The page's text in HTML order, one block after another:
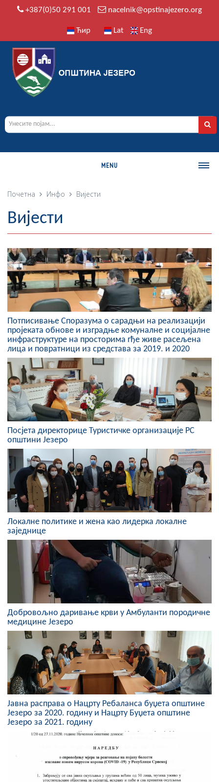
+387(0)50 291 001 nacelnik@opstinajezero.org
Ћир Lat Eng
MENU
О ОПШТИНИ
Историја
Географија
Насељена мјеста
Занимљивости
Фотогалерија
НАЧЕЛНИК
О Начелнику
Замјеник начелника
Извјештај о раду начелника
СКУПШТИНА
Статут Општине
Скупштинско вијеће општине језеро
Састав Скупштине
Службени Гласници
ОПШТИНСКА УПРАВА
ИНФО
Вијести
Активности
Јавни позиви
Обавјештења
Заштита од пожара
COVID 19
Геоистраживања
ФИНАНСИЈЕ
ПРИВРЕДА
Пољопривреда
Туризам
Почетна Инфо Вијести
Вијести
Потписивање Споразума o сарадњи на реализацији
пројеката обнове и изградње комуналне и социјалне
инфраструктуре на просторима гђе живе расељена
лица и повратници из средстава за 2019. и 2020
Посјета директорице Туристичке организације РС
општини Језеро
Локалне политике и жена као лидерка локалне
заједнице
Добровољно даривање крви у Амбуланти породичне
медицине Језеро
Јавна расправа о Нацрту Ребаланса буџета општине
Језеро за 2020. годину и Нацрту Буџета општине
Језеро за 2021. годину